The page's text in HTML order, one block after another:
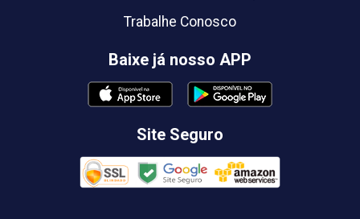
Trabalhe Conosco
Baixe já nosso APP
Site Seguro